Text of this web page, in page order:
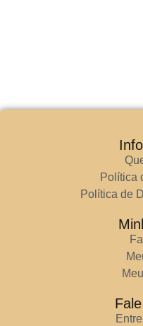
Política
Política de